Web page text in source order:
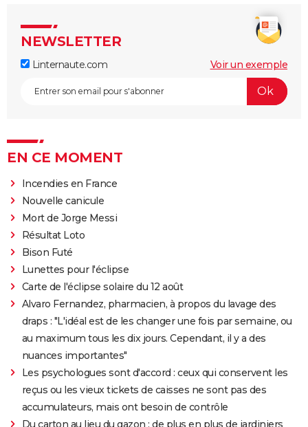
NEWSLETTER
Linternaute.com Voir un exemple
EN CE MOMENT
Incendies en France
Nouvelle canicule
Mort de Jorge Messi
Résultat Loto
Bison Futé
Lunettes pour l'éclipse
Carte de l'éclipse solaire du 12 août
Alvaro Fernandez, pharmacien, à propos du lavage des
draps : "L'idéal est de les changer une fois par semaine, ou
au maximum tous les dix jours. Cependant, il y a des
nuances importantes"
Les psychologues sont d'accord : ceux qui conservent les
reçus ou les vieux tickets de caisses ne sont pas des
accumulateurs, mais ont besoin de contrôle
Du carton au lieu du gazon : de plus en plus de jardiniers